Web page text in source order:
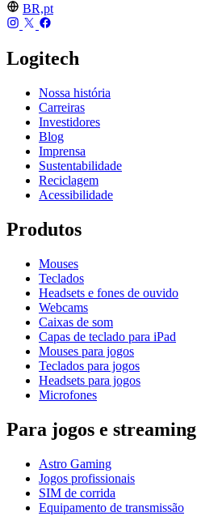
BR,pt
Logitech
Nossa história
Carreiras
Investidores
Blog
Imprensa
Sustentabilidade
Reciclagem
Acessibilidade
Produtos
Mouses
Teclados
Headsets e fones de ouvido
Webcams
Caixas de som
Capas de teclado para iPad
Mouses para jogos
Teclados para jogos
Headsets para jogos
Microfones
Para jogos e streaming
Astro Gaming
Jogos profissionais
SIM de corrida
Equipamento de transmissão